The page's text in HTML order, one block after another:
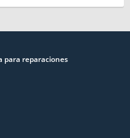
para reparaciones